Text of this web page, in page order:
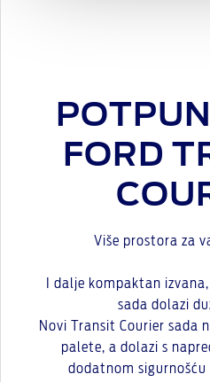
FORD
Više prostora za
I dalje kompaktan izvana,
sada dolazi
Novi Transit Courier sada
palete, a dolazi s
dodatnom sigurnošću